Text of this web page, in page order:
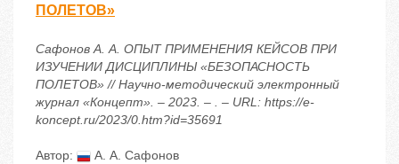
ПОЛЕТОВ»
Сафонов А. А. ОПЫТ ПРИМЕНЕНИЯ КЕЙСОВ ПРИ
ИЗУЧЕНИИ ДИСЦИПЛИНЫ «БЕЗОПАСНОСТЬ
ПОЛЕТОВ» // Научно-методический электронный
журнал «Концепт». – 2023. – . – URL: https://e-
koncept.ru/2023/0.htm?id=35691
Автор: А. А. Сафонов